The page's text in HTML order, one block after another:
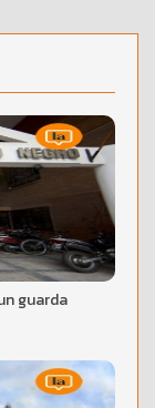
guarda